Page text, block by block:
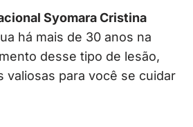
Syomara Cristina
há mais de 30 anos na
desse tipo de lesão,
valiosas para você se cuidar